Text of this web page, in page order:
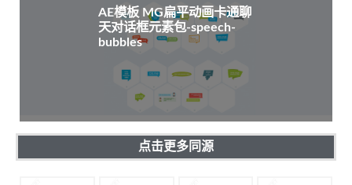
AE模板 MG扁平动画卡通聊
天对话框元素包-speech-
bubbles
点击更多同源